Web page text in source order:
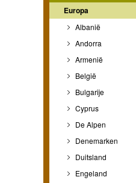
Europa
Albanië
Andorra
Armenië
België
Bulgarije
Cyprus
De Alpen
Denemarken
Duitsland
Engeland